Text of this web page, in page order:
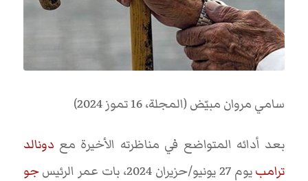
سامي مروان مبيّض (المجلة، 16 تموز 2024)
بعد أدائه المتواضع في مناظرته الأخيرة مع دونالد
ترامبيوم 27 يونيو/حزيران 2024، بات عمر الرئيس
جو